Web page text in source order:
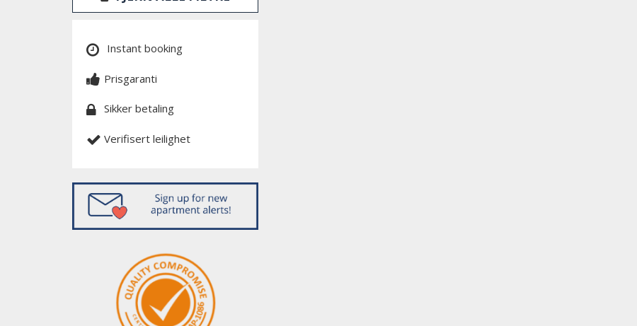
Instant booking
Prisgaranti
Sikker betaling
Verifisert leilighet